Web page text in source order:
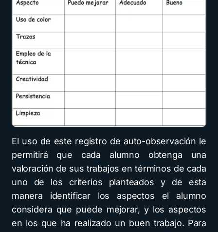
El uso de este registro de auto-observación le
permitirá que cada alumno obtenga una
valoración de sus trabajos en términos de cada
uno de los criterios planteados y de esta
manera identificar los aspectos el alumno
considera que puede mejorar, y los aspectos
en los que ha realizado un buen trabajo. Para